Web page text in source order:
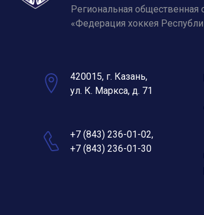
Региональная общественная
«Федерация хоккея
420015, г. Казань,
ул. К. Маркса, д. 71
+7 (843) 236-01-02,
+7 (843) 236-01-30